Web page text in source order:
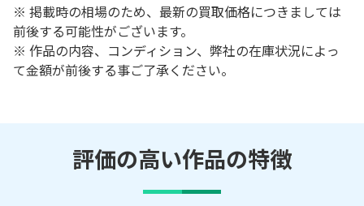
※ 掲載時の相場のため、最新の買取価格につきましては
前後する可能性がございます。
※ 作品の内容、コンディション、弊社の在庫状況によっ
て金額が前後する事ご了承ください。
評価の高い作品の特徴